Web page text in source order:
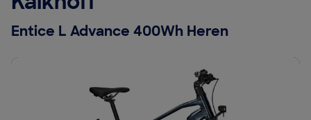
Entice L Advance 400Wh Heren